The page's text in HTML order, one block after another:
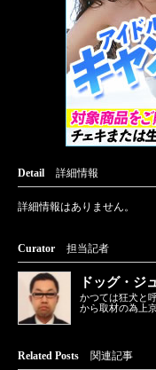
Detail 詳細情報
詳細情報はありません。
Curator 担当記者
ドッグ・ジ
かつては狂犬と
から取材の為上
Related Posts 関連記事